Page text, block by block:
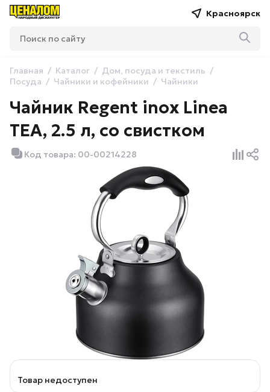
Красноярск
Главная Каталог
Дом, посуда и текстиль
Посуда
Чайники и кофейники Чайники
Чайник Regent inox Linea
TEA, 2.5 л, со свистком
Код товара: 00-00214228
Товар недоступен